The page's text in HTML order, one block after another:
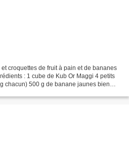
croquettes de fruit à pain et de bananes
: 1 cube de Kub Or Maggi 4 petits
chacun) 500 g de banane jaunes bien